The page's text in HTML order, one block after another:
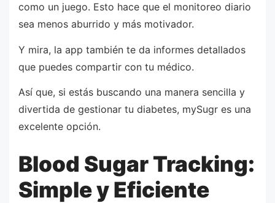
como un juego. Esto hace que el monitoreo diario
sea menos aburrido y más motivador.
Y mira, la app también te da informes detallados
que puedes compartir con tu médico.
Así que, si estás buscando una manera sencilla y
divertida de gestionar tu diabetes, mySugr es una
excelente opción.
Blood Sugar Tracking:
Simple y Eficiente